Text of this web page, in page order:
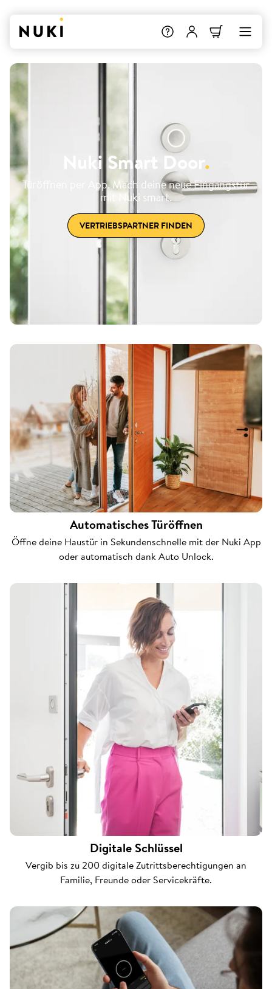
Nuki Smart Door .
Türöffnen per App. Mach deine neue Eingangstür
mit Nuki smart.
VERTRIEBSPARTNER FINDEN
Automatisches Türöffnen
Öffne deine Haustür in Sekundenschnelle mit der Nuki App
oder automatisch dank Auto Unlock.
Digitale Schlüssel
Vergib bis zu 200 digitale Zutrittsberechtigungen an
Familie, Freunde oder Servicekräfte.